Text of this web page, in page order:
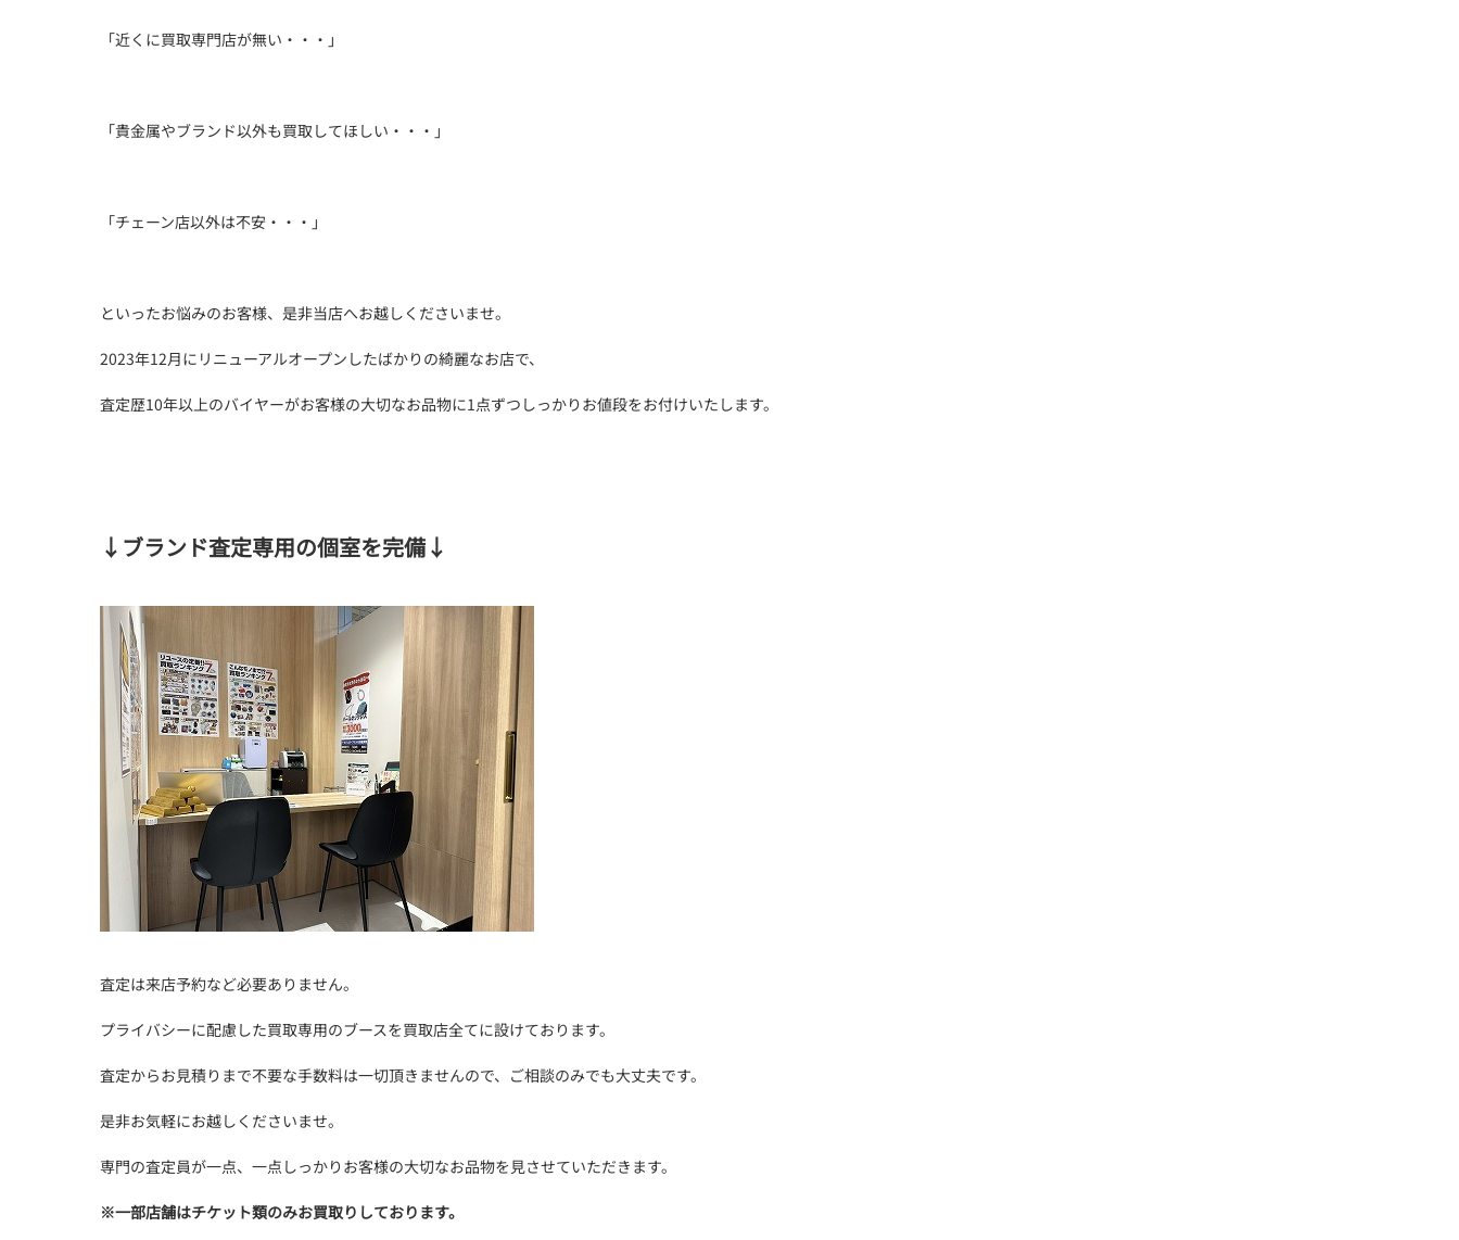
「近くに買取専門店が無い・・・」
「貴金属やブランド以外も買取してほしい・・・」
「チェーン店以外は不安・・・」
といったお悩みのお客様、是非当店へお越しくださいませ。
2023年12月にリニューアルオープンしたばかりの綺麗なお店で、
査定歴10年以上のバイヤーがお客様の大切なお品物に1点ずつしっかりお値段をお付けいたします。
↓ ブランド査定専用の個室を完備↓
査定は来店予約など必要ありません。
プライバシーに配慮した買取専用のブースを買取店全てに設けております。
査定からお見積りまで不要な手数料は一切頂きませんので、ご相談のみでも大丈夫です。
是非お気軽にお越しくださいませ。
専門の査定員が一点、一点しっかりお客様の大切なお品物を見させていただきます。
※一部店舗はチケット類のみお買取りしております。